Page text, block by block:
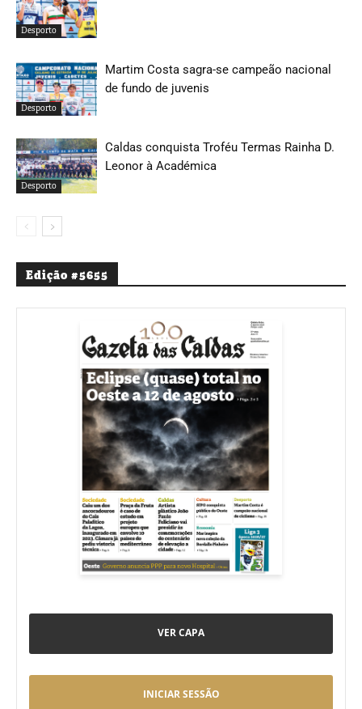
Desporto
Desporto
Martim Costa sagra-se campeão nacional
de fundo de juvenis
Desporto
Caldas conquista Troféu Termas Rainha D.
Leonor à Académica
Edição #5655
VER CAPA
INICIAR SESSÃO